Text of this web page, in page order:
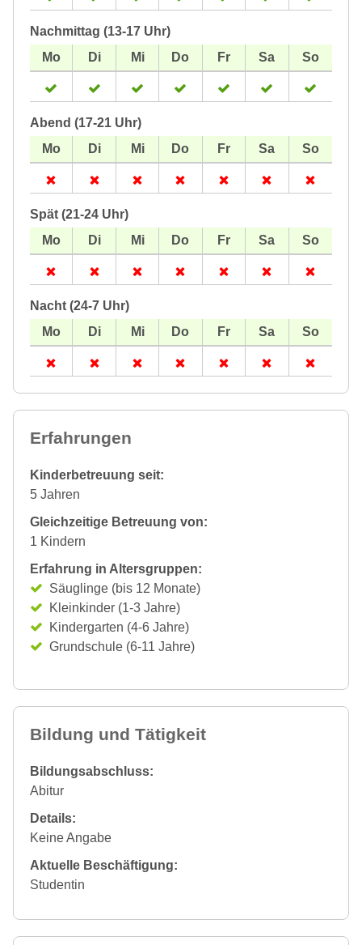
Nachmittag (13-17 Uhr)
Abend (17-21 Uhr)
Spät (21-24 Uhr)
Nacht (24-7 Uhr)
Erfahrungen
Kinderbetreuung seit:
5 Jahren
Gleichzeitige Betreuung von:
1 Kindern
Erfahrung in Altersgruppen:
Säuglinge (bis 12 Monate)
Kleinkinder (1-3 Jahre)
Kindergarten (4-6 Jahre)
Grundschule (6-11 Jahre)
Bildung und Tätigkeit
Bildungsabschluss:
Abitur
Details:
Keine Angabe
Aktuelle Beschäftigung:
Studentin